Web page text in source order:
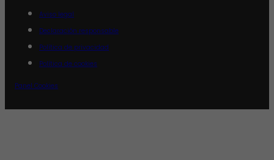
Aviso legal
Declaración responsable
Política de privacidad
Política de cookies
Panel Cookies